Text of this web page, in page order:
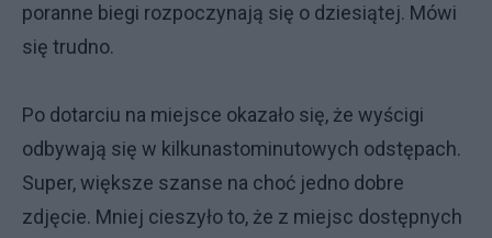
poranne biegi rozpoczynają się o dziesiątej. Mówi
się trudno.
Po dotarciu na miejsce okazało się, że wyścigi
odbywają się w kilkunastominutowych odstępach.
Super, większe szanse na choć jedno dobre
zdjęcie. Mniej cieszyło to, że z miejsc dostępnych